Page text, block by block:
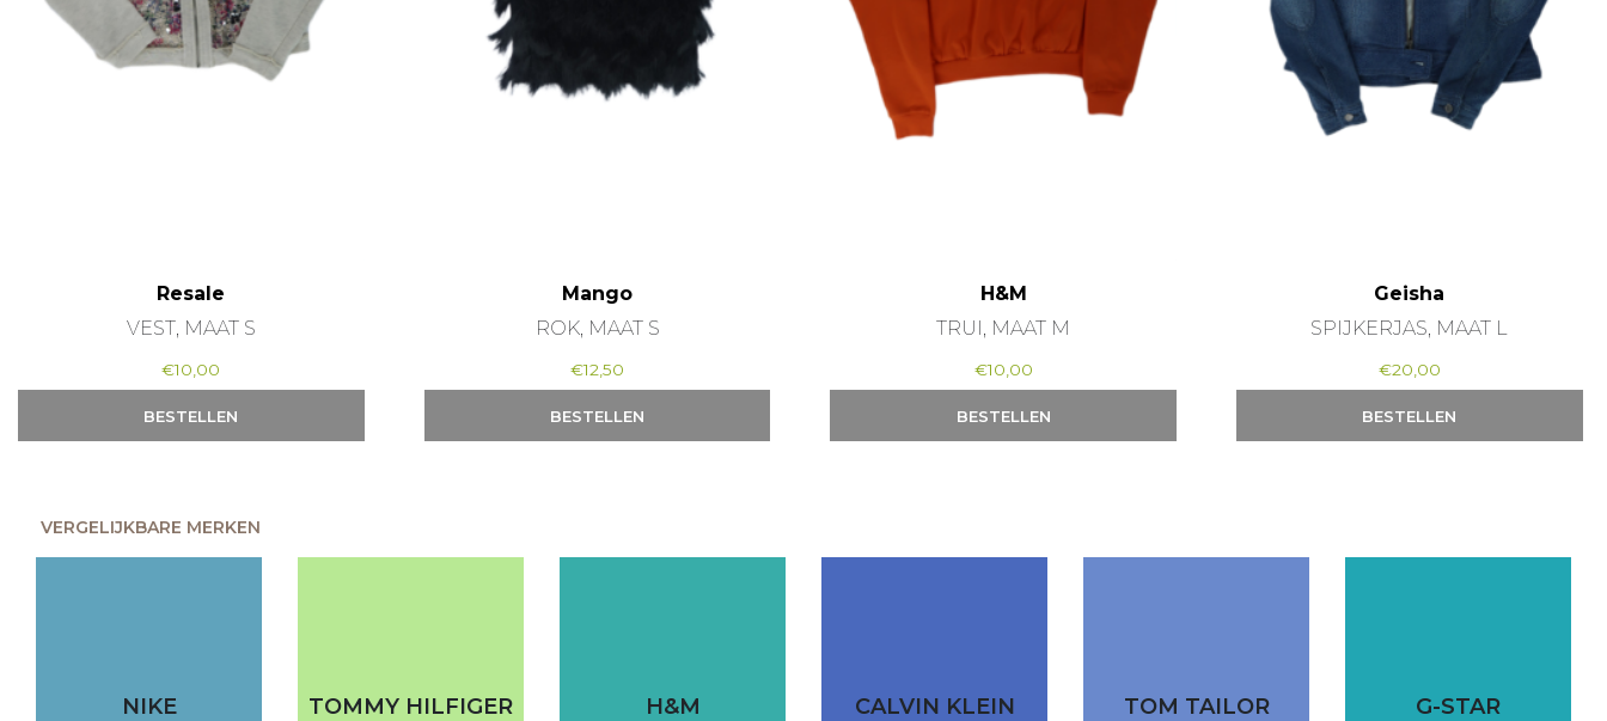
Resale
VEST, MAAT S
€10,00
BESTELLEN
Mango
ROK, MAAT S
€12,50
BESTELLEN
H&M
TRUI, MAAT M
€10,00
BESTELLEN
Geisha
SPIJKERJAS, MAAT L
€20,00
BESTELLEN
VERGELIJKBARE MERKEN
NIKE TOMMY HILFIGER H&M CALVIN KLEIN TOM TAILOR G-STAR